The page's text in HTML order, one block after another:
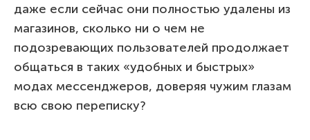
даже если сейчас они полностью удалены из
магазинов, сколько ни о чем не
подозревающих пользователей продолжает
общаться в таких «удобных и быстрых»
модах мессенджеров, доверяя чужим глазам
всю свою переписку?